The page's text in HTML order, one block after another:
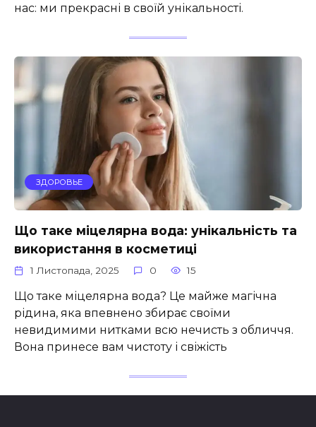
нас: ми прекрасні в своїй унікальності.
ЗДОРОВЬЕ
Що таке міцелярна вода: унікальність та
використання в косметиці
1 Листопада, 2025 0 15
Що таке міцелярна вода? Це майже магічна
рідина, яка впевнено збирає своїми
невидимими нитками всю нечисть з обличчя.
Вона принесе вам чистоту і свіжість